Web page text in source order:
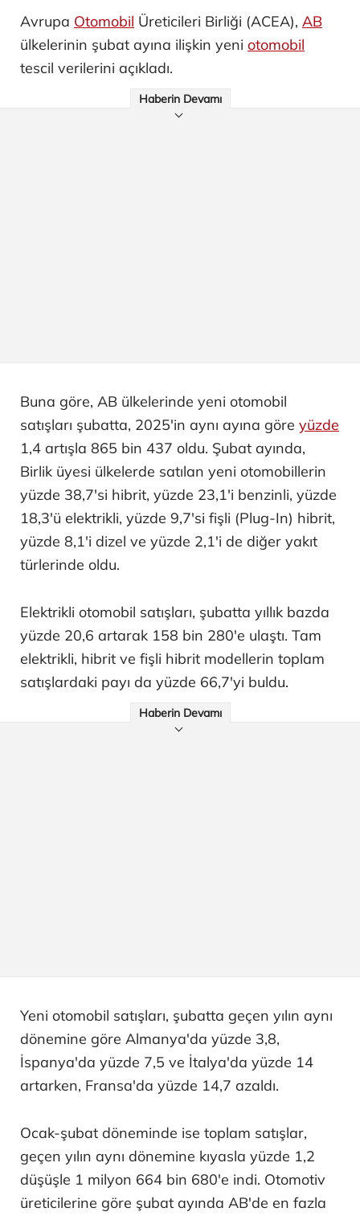
Avrupa Otomobil Üreticileri Birliği (ACEA), AB
ülkelerinin şubat ayına ilişkin yeni otomobil
tescil verilerini açıkladı.
Haberin Devamı
Buna göre, AB ülkelerinde yeni otomobil
satışları şubatta, 2025'in aynı ayına göre yüzde
1,4 artışla 865 bin 437 oldu. Şubat ayında,
Birlik üyesi ülkelerde satılan yeni otomobillerin
yüzde 38,7'si hibrit, yüzde 23,1'i benzinli, yüzde
18,3'ü elektrikli, yüzde 9,7'si fişli (Plug-In) hibrit,
yüzde 8,1'i dizel ve yüzde 2,1'i de diğer yakıt
türlerinde oldu.
Elektrikli otomobil satışları, şubatta yıllık bazda
yüzde 20,6 artarak 158 bin 280'e ulaştı. Tam
elektrikli, hibrit ve fişli hibrit modellerin toplam
satışlardaki payı da yüzde 66,7'yi buldu.
Haberin Devamı
Yeni otomobil satışları, şubatta geçen yılın aynı
dönemine göre Almanya'da yüzde 3,8,
İspanya'da yüzde 7,5 ve İtalya'da yüzde 14
artarken, Fransa'da yüzde 14,7 azaldı.
Ocak-şubat döneminde ise toplam satışlar,
geçen yılın aynı dönemine kıyasla yüzde 1,2
düşüşle 1 milyon 664 bin 680'e indi. Otomotiv
üreticilerine göre şubat ayında AB'de en fazla